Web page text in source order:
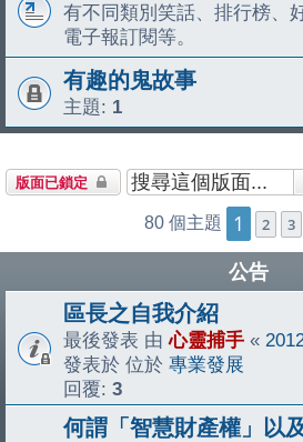
有不同類別笑話、排行榜、
電子報訂閱等。
有趣的鬼故事
主題: 1
版面已鎖定
80 個主題 1 2 3
公告
區長之自我介紹
最後發表 由心靈捕手 «
發表於 位於 專業發展
回覆: 3
何謂「智慧財產權」以